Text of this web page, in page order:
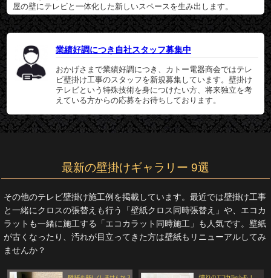
屋の壁にテレビと一体化した新しいスペースを生み出します。
業績好調につき自社スタッフ募集中
おかげさまで業績好調につき、カトー電器商会ではテレ
ビ壁掛け工事のスタッフを新規募集しています。壁掛け
テレビという特殊技術を身につけたい方、将来独立を考
えている方からの応募をお待ちしております。
最新の壁掛けギャラリー 9選
その他のテレビ壁掛け施工例を掲載しています。最近では壁掛け工事
と一緒にクロスの張替えも行う「壁紙クロス同時張替え」や、エコカ
ラットも一緒に施工する「エコカラット同時施工」も人気です。壁紙
が古くなったり、汚れが目立ってきた方は壁紙もリニューアルしてみ
ませんか？